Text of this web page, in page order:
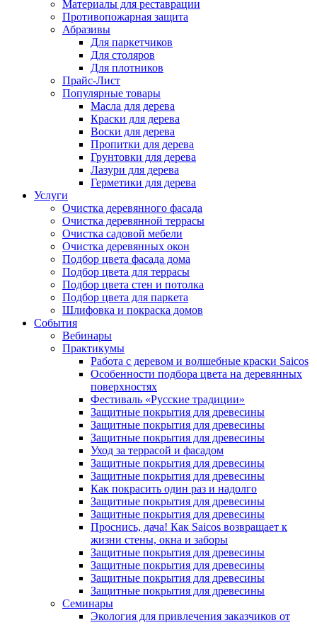
Материалы для реставрации
Противопожарная защита
Абразивы
Для паркетчиков
Для столяров
Для плотников
Прайс-Лист
Популярные товары
Масла для дерева
Краски для дерева
Воски для дерева
Пропитки для дерева
Грунтовки для дерева
Лазури для дерева
Герметики для дерева
Услуги
Очистка деревянного фасада
Очистка деревянной террасы
Очистка садовой мебели
Очистка деревянных окон
Подбор цвета фасада дома
Подбор цвета для террасы
Подбор цвета стен и потолка
Подбор цвета для паркета
Шлифовка и покраска домов
События
Вебинары
Практикумы
Работа с деревом и волшебные краски Saicos
Особенности подбора цвета на деревянных
поверхностях
Фестиваль «Русские традиции»
Защитные покрытия для древесины
Защитные покрытия для древесины
Защитные покрытия для древесины
Уход за террасой и фасадом
Защитные покрытия для древесины
Защитные покрытия для древесины
Как покрасить один раз и надолго
Защитные покрытия для древесины
Защитные покрытия для древесины
Проснись, дача! Как Saicos возвращает к
жизни стены, окна и заборы
Защитные покрытия для древесины
Защитные покрытия для древесины
Защитные покрытия для древесины
Защитные покрытия для древесины
Семинары
Экология для привлечения заказчиков от